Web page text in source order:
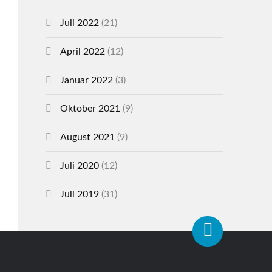
Juli 2022(21)
April 2022(12)
Januar 2022(3)
Oktober 2021 (9)
August 2021 (9)
Juli 2020(12)
Juli 2019(31)